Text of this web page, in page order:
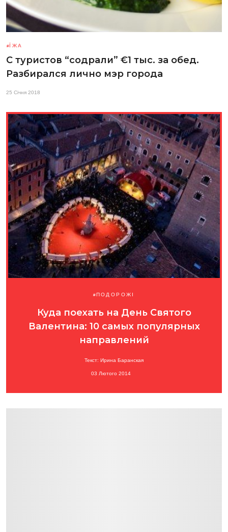
ЇЖА
С туристов “содрали” €1 тыс. за обед.
Разбирался лично мэр города
25 Січня 2018
ПОДОРОЖІ
Куда поехать на День Святого
Валентина: 10 самых популярных
направлений
Текст: Ирина Баранская
03 Лютого 2014